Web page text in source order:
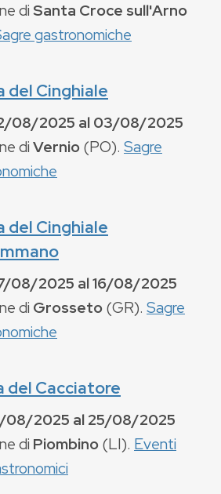
diSanta Croce sull'Arno
gastronomiche
del Cinghiale
08/2025 al03/08/2025
diVernio(PO). Sagre
del Cinghiale
08/2025 al16/08/2025
di Grosseto(GR). Sagre
del Cacciatore
08/2025 al25/08/2025
di Piombino(LI). Eventi